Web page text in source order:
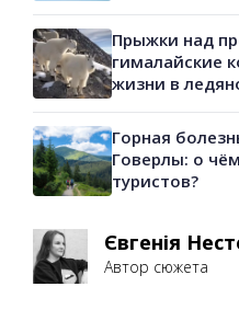
Прыжки над
гималайские
жизни в
Горная
Говерлы: о
туристов?
Євгенія
Автор сюжета